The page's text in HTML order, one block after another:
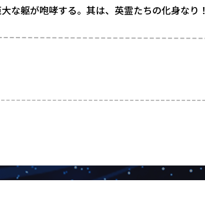
な躯が咆哮する。其は、英霊たちの化身なり！